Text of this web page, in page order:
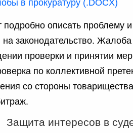
в прокуратуру (.DOCX)
подробно описать проблему
законодательство.
проверки и принятии
по коллективной
со стороны
Защита интересов в